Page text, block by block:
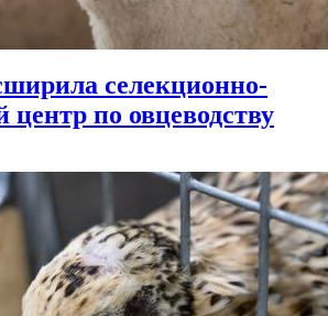
селекционно-
центр по овцеводству